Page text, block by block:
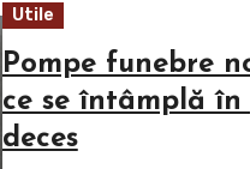
Utile
Pompe funebre
ce se întâmplă
deces